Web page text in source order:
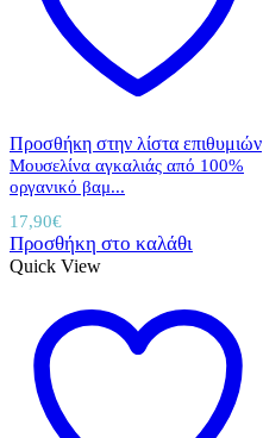
Προσθήκη στην λίστα επιθυμιών
Μουσελίνα αγκαλιάς από 100%
οργανικό βαμ...
17,90€
Προσθήκη στο καλάθι
Quick View